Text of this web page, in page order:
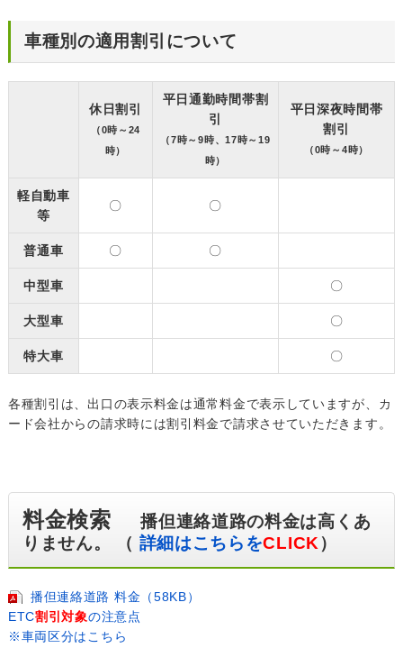
車種別の適用割引について
休日割引
（0時～24
時）
平日通勤時間帯割
引
（7時～9時、17時～19
時）
平日深夜時間帯
割引
（0時～4時）
軽自動車
等
〇 〇
普通車 〇 〇
中型車 〇
大型車 〇
特大車 〇
各種割引は、出口の表示料金は通常料金で表示していますが、カ
ード会社からの請求時には割引料金で請求させていただきます。
料金検索播但連絡道路の料金は高くあ
りません。 （ 詳細はこちらをCLICK ）
播但連絡道路 料金（58KB）
ETC割引対象の注意点
※車両区分はこちら